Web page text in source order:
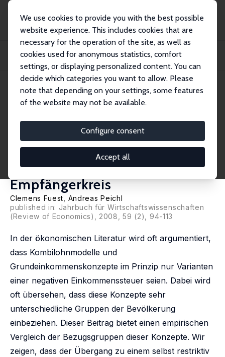
We use cookies to provide you with the best possible
website experience. This includes cookies that are
necessary for the operation of the site, as well as
cookies used for anonymous statistics, comfort
settings, or displaying personalized content. You can
decide which categories you want to allow. Please
note that depending on your settings, some features
of the website may not be available.
Configure consent
Accept all
Publications
IZA Standpunkte
Grundeinkommen vs. Kombilohn: Beschäftigungs- und
Finanzierungswirkungen und Unt...
IZA Standpunkt Nr. 11 May 2009
Grundeinkommen vs.
Kombilohn: Beschäftigungs-
und Finanzierungswirkungen
und Unterschiede im
Empfängerkreis
Clemens Fuest
Andreas Peichl
published in: Jahrbuch für Wirtschaftswissenschaften
(Review of Economics), 2008, 59 (2), 94-113
In der ökonomischen Literatur wird oft argumentiert,
dass Kombilohnmodelle und
Grundeinkommenskonzepte im Prinzip nur Varianten
einer negativen Einkommenssteuer seien. Dabei wird
oft übersehen, dass diese Konzepte sehr
unterschiedliche Gruppen der Bevölkerung
einbeziehen. Dieser Beitrag bietet einen empirischen
Vergleich der Bezugsgruppen dieser Konzepte. Wir
zeigen, dass der Übergang zu einem selbst restriktiv